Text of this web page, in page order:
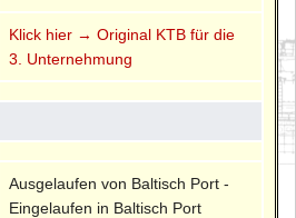
Klick hier → Original KTB für die
3. Unternehmung
Ausgelaufen von Baltisch Port -
Eingelaufen in Baltisch Port